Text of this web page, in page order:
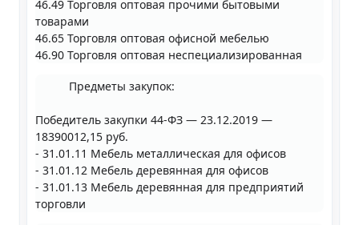
46.49 Торговля оптовая прочими бытовыми
товарами
46.65 Торговля оптовая офисной мебелью
46.90 Торговля оптовая неспециализированная
Предметы закупок:
Победитель закупки 44-ФЗ — 23.12.2019 —
18390012,15 руб.
- 31.01.11 Мебель металлическая для офисов
- 31.01.12 Мебель деревянная для офисов
- 31.01.13 Мебель деревянная для предприятий
торговли